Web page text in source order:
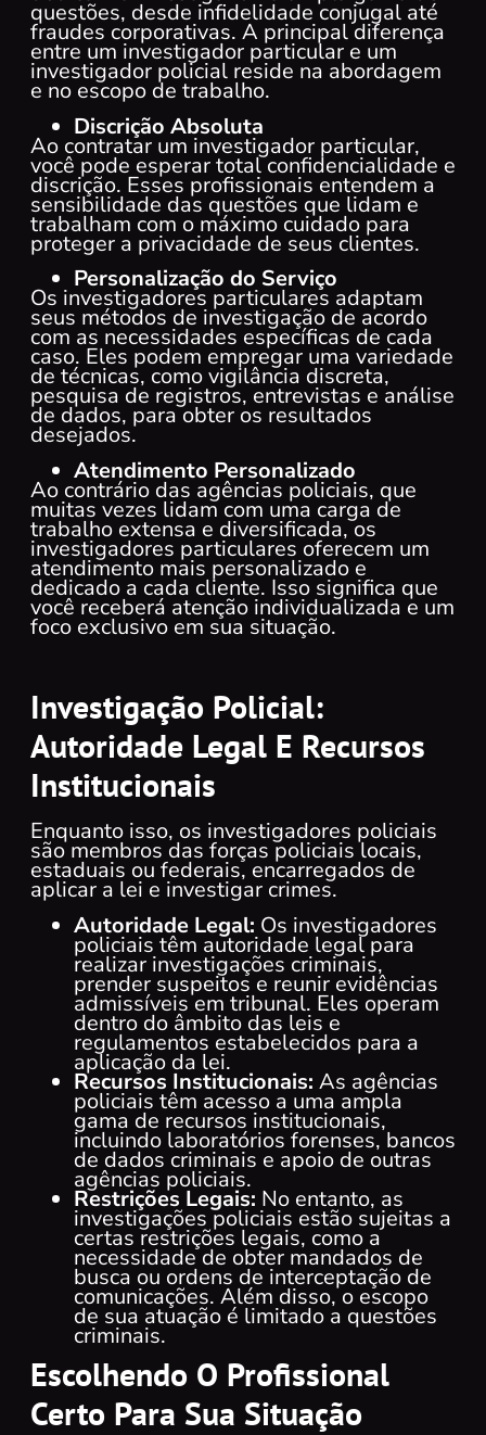
questões, desde infidelidade conjugal até
fraudes corporativas. A principal diferença
entre um investigador particular e um
investigador policial reside na abordagem
e no escopo de trabalho.
Discrição Absoluta
Ao contratar um investigador particular,
você pode esperar total confidencialidade e
discrição. Esses profissionais entendem a
sensibilidade das questões que lidam e
trabalham com o máximo cuidado para
proteger a privacidade de seus clientes.
Personalização do Serviço
Os investigadores particulares adaptam
seus métodos de investigação de acordo
com as necessidades específicas de cada
caso. Eles podem empregar uma variedade
de técnicas, como vigilância discreta,
pesquisa de registros, entrevistas e análise
de dados, para obter os resultados
desejados.
Atendimento Personalizado
Ao contrário das agências policiais, que
muitas vezes lidam com uma carga de
trabalho extensa e diversificada, os
investigadores particulares oferecem um
atendimento mais personalizado e
dedicado a cada cliente. Isso significa que
você receberá atenção individualizada e um
foco exclusivo em sua situação.
Investigação Policial:
Autoridade Legal E Recursos
Institucionais
Enquanto isso, os investigadores policiais
são membros das forças policiais locais,
estaduais ou federais, encarregados de
aplicar a lei e investigar crimes.
Autoridade Legal: Os investigadores
policiais têm autoridade legal para
realizar investigações criminais,
prender suspeitos e reunir evidências
admissíveis em tribunal. Eles operam
dentro do âmbito das leis e
regulamentos estabelecidos para a
aplicação da lei.
Recursos Institucionais: As agências
policiais têm acesso a uma ampla
gama de recursos institucionais,
incluindo laboratórios forenses, bancos
de dados criminais e apoio de outras
agências policiais.
Restrições Legais: No entanto, as
investigações policiais estão sujeitas a
certas restrições legais, como a
necessidade de obter mandados de
busca ou ordens de interceptação de
comunicações. Além disso, o escopo
de sua atuação é limitado a questões
criminais.
Escolhendo O Profissional
Certo Para Sua Situação